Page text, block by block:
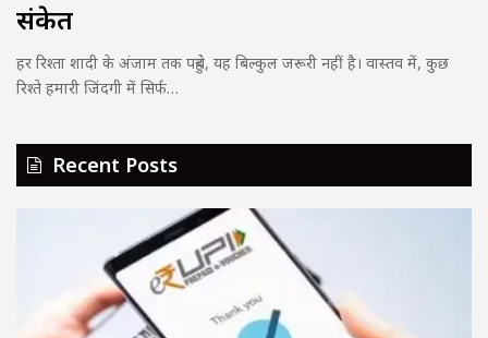
संकेत
हर रिश्ता शादी के अंजाम तक पहुंचे, यह बिल्कुल जरूरी नहीं है। वास्तव में, कुछ
रिश्ते हमारी जिंदगी में सिर्फ…
Recent Posts